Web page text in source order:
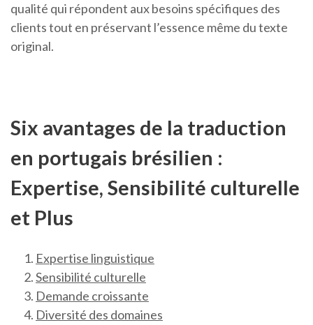
qualité qui répondent aux besoins spécifiques des
clients tout en préservant l’essence même du texte
original.
Six avantages de la traduction
en portugais brésilien :
Expertise, Sensibilité culturelle
et Plus
Expertise linguistique
Sensibilité culturelle
Demande croissante
Diversité des domaines